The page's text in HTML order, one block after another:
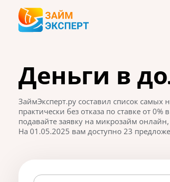
Деньги в
ЗаймЭксперт.ру составил список
практически без отказа по ставке от
подавайте заявку на микрозайм
На 01.05.2025 вам доступно 23